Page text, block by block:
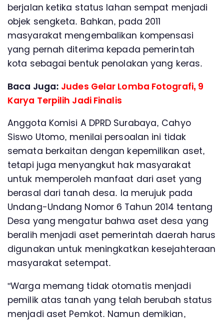
berjalan ketika status lahan sempat menjadi
objek sengketa. Bahkan, pada 2011
masyarakat mengembalikan kompensasi
yang pernah diterima kepada pemerintah
kota sebagai bentuk penolakan yang keras.
Baca Juga: Judes Gelar Lomba Fotografi, 9
Karya Terpilih Jadi Finalis
Anggota Komisi A DPRD Surabaya, Cahyo
Siswo Utomo, menilai persoalan ini tidak
semata berkaitan dengan kepemilikan aset,
tetapi juga menyangkut hak masyarakat
untuk memperoleh manfaat dari aset yang
berasal dari tanah desa. Ia merujuk pada
Undang-Undang Nomor 6 Tahun 2014 tentang
Desa yang mengatur bahwa aset desa yang
beralih menjadi aset pemerintah daerah harus
digunakan untuk meningkatkan kesejahteraan
masyarakat setempat.
"Warga memang tidak otomatis menjadi
pemilik atas tanah yang telah berubah status
menjadi aset Pemkot. Namun demikian,